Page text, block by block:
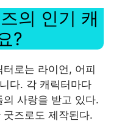
의 인기 캐
?
로는 라이언, 어피
다. 각 캐릭터마다
사랑을 받고 있다.
즈로도 제작된다.